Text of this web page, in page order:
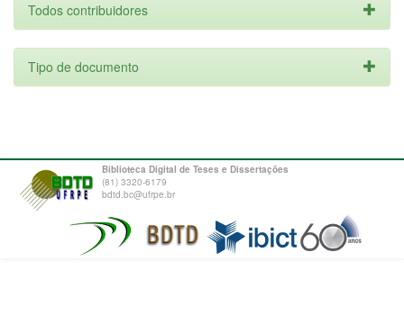
Todos contribuidores
Tipo de documento
Biblioteca Digital de Teses e Dissertações
(81) 3320-6179
bdtd.bc@ufrpe.br